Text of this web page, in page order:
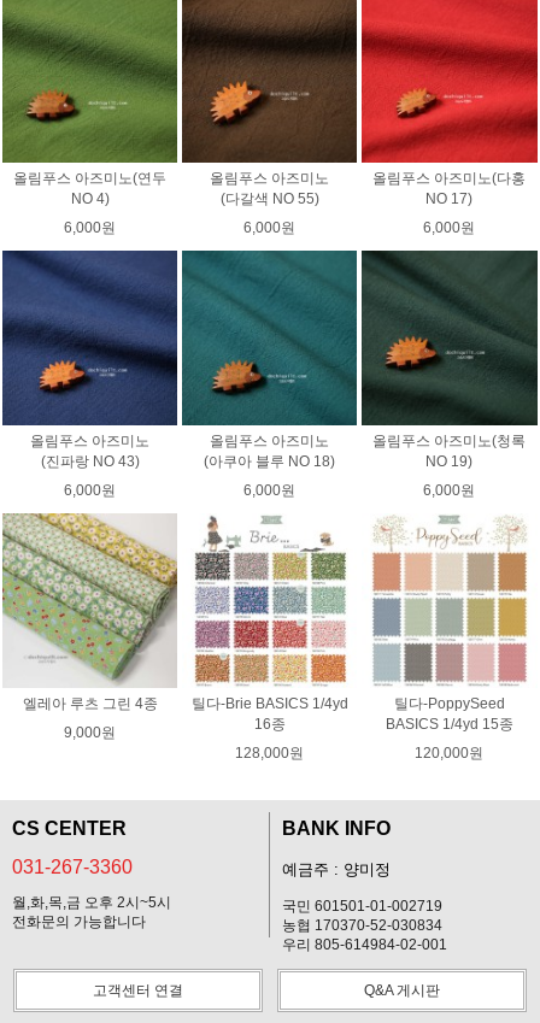
올림푸스 아즈미노(연두
NO 4)
6,000원
올림푸스 아즈미노
(다갈색 NO 55)
6,000원
올림푸스 아즈미노(다홍
NO 17)
6,000원
올림푸스 아즈미노
(진파랑 NO 43)
6,000원
올림푸스 아즈미노
(아쿠아 블루 NO 18)
6,000원
올림푸스 아즈미노(청록
NO 19)
6,000원
엘레아 루츠 그린 4종
9,000원
틸다-Brie BASICS 1/4yd
16종
128,000원
틸다-PoppySeed
BASICS 1/4yd 15종
120,000원
CS CENTER
031-267-3360
월,화,목,금 오후 2시~5시
전화문의 가능합니다
BANK INFO
예금주 : 양미정
국민 601501-01-002719
농협 170370-52-030834
우리 805-614984-02-001
고객센터 연결 Q&A 게시판